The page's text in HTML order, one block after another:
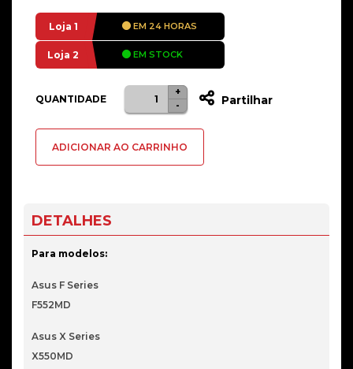
Loja 1 EM 24 HORAS
Loja 2 EM STOCK
QUANTIDADE
Quantidade
de
Case
7G
-
+
Partilhar
ADICIONAR AO CARRINHO
DETALHES
Para modelos:
Asus F Series
F552MD
Asus X Series
X550MD